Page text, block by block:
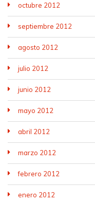
octubre 2012
septiembre 2012
agosto 2012
julio 2012
junio 2012
mayo 2012
abril 2012
marzo 2012
febrero 2012
enero 2012